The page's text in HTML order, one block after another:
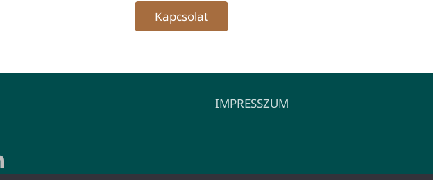
Kapcsolat
IMPRESSZUM